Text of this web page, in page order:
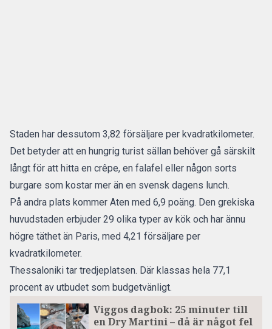
Staden har dessutom 3,82 försäljare per kvadratkilometer.
Det betyder att en hungrig turist sällan behöver gå särskilt
långt för att hitta en crêpe, en falafel eller någon sorts
burgare som kostar mer än en svensk dagens lunch.
På andra plats kommer Aten med 6,9 poäng. Den grekiska
huvudstaden erbjuder 29 olika typer av kök och har ännu
högre täthet än Paris, med 4,21 försäljare per
kvadratkilometer.
Thessaloniki tar tredjeplatsen. Där klassas hela 77,1
procent av utbudet som budgetvänligt.
Viggos dagbok: 25 minuter till
en Dry Martini – då är något fel